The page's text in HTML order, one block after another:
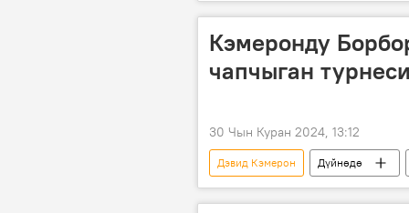
Россия
Кытай
Кэмеронду
чапчыган
30 Чын Куран 2024, 13:12
Дэвид Кэмерон Дүйнөдө
чыгым
учак ТИМ